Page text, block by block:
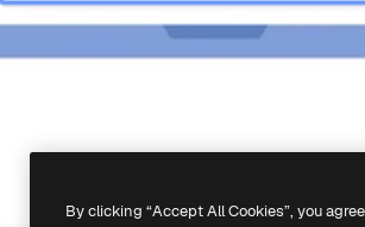
By clicking “Accept All Cookies”, you